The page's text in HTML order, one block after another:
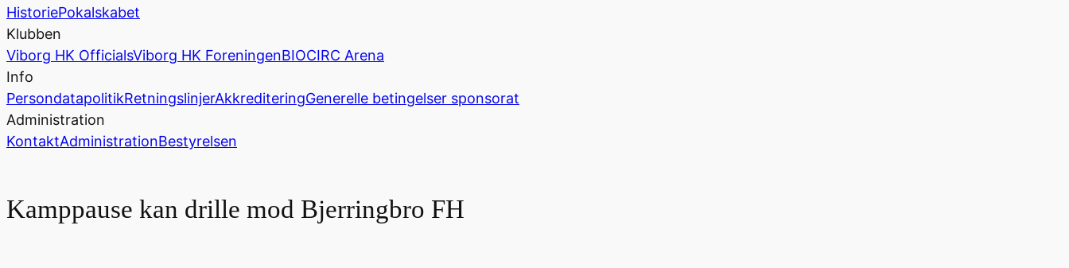
HistoriePokalskabet
Klubben
Viborg HK OfficialsViborg HK ForeningenBIOCIRC Arena
Info
PersondatapolitikRetningslinjerAkkrediteringGenerelle betingelser sponsorat
Administration
KontaktAdministrationBestyrelsen
Kamppause kan drille mod Bjerringbro FH